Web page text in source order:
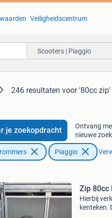
Veiligheidscentrum
Scooters | Piaggio
246 resultaten voor '80cc zip'
je zoekopdracht
Ontvang
nieuwe
Piaggio
Zip 80cc
Hierbij
kenteken.